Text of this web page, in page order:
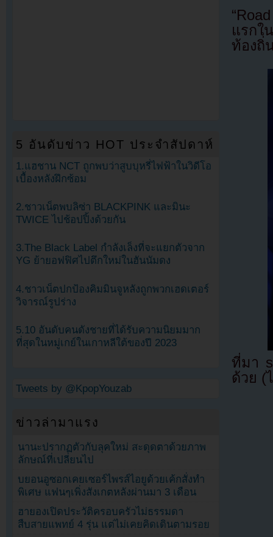
แรกใ
ท้องถิ่
ที่มา
ด้วย (
5 อันดับข่าว HOT ประจำสัปดาห์
1.แฮชาน NCT ถูกพบว่าสูบบุหรี่ไฟฟ้าในวิดีโอ
เบื้องหลังฝึกซ้อม
2.ชาวเน็ตพบลิซ่า BLACKPINK และมินะ
TWICE ไปช้อปปิ้งด้วยกัน
3.The Black Label กำลังเล็งที่จะแยกตัวจาก
YG ย้ายอฟฟิศไปตึกใหม่ในฮันนัมดง
4.ชาวเน็ตปกป้องคิมมินจูหลังถูกพวกเฮดเตอร์
วิจารณ์รูปร่าง
5.10 อันดับคนดังชายที่ได้รับความนิยมมาก
ที่สุดในหมู่เกย์ในเกาหลีใต้ของปี 2023
Tweets by @KpopYouzab
ข่าวล่ามาแรง
นานะปรากฏตัวกับลุคใหม่ สะดุดตาด้วยภาพ
ลักษณ์ที่เปลี่ยนไป
บยอนอูซอกเคยเซอร์ไพรส์ไอยูด้วยเค้กสั่งทำ
พิเศษ แฟนๆเพิ่งสังเกตหลังผ่านมา 3 เดือน
ฮายองเปิดประวัติครอบครัวไม่ธรรมดา
สืบสายแพทย์ 4 รุ่น แต่ไม่เคยคิดเดินตามรอย